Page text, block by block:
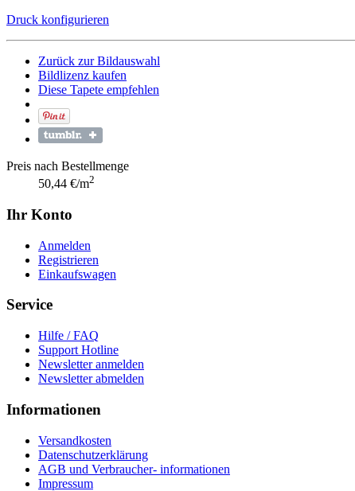
Druck konfigurieren
Zurück zur Bildauswahl
Bildlizenz kaufen
Diese Tapete empfehlen
Preis nach Bestellmenge
50,44 €/m2
Ihr Konto
Anmelden
Registrieren
Einkaufswagen
Service
Hilfe / FAQ
Support Hotline
Newsletter anmelden
Newsletter abmelden
Informationen
Versandkosten
Datenschutzerklärung
AGB und Verbraucher- informationen
Impressum